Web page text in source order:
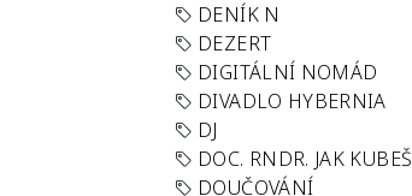
DENÍK N
DEZERT
DIGITÁLNÍ NOMÁD
DIVADLO HYBERNIA
DJ
DOC. RNDR. JAK KUBEŠ
DOUČOVÁNÍ